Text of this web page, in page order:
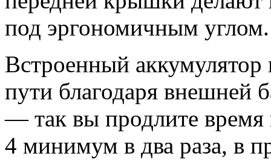
под эргономичным углом.
Встроенный аккумулятор
пути благодаря внешней
— так вы продлите время
4 минимум в два раза, в